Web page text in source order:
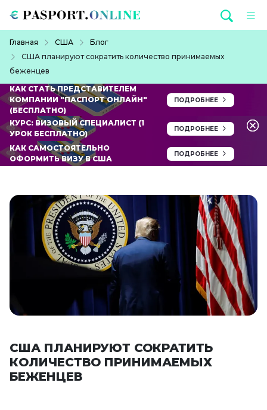
Главная США
Блог
США планируют сократить количество принимаемых
беженцев
КАК СТАТЬ ПРЕДСТАВИТЕЛЕМ
КОМПАНИИ "ПАСПОРТ ОНЛАЙН"
(БЕСПЛАТНО)
ПОДРОБНЕЕ
КУРС: ВИЗОВЫЙ СПЕЦИАЛИСТ (1
УРОК БЕСПЛАТНО)
ПОДРОБНЕЕ
КАК САМОСТОЯТЕЛЬНО
ОФОРМИТЬ ВИЗУ В США
ПОДРОБНЕЕ
США ПЛАНИРУЮТ СОКРАТИТЬ
КОЛИЧЕСТВО ПРИНИМАЕМЫХ
БЕЖЕНЦЕВ